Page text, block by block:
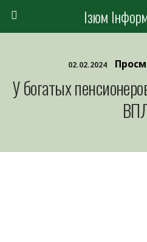
Ізюм
02.02.2024
У богатых